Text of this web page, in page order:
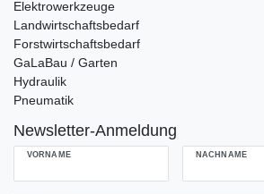
Elektrowerkzeuge
Landwirtschaftsbedarf
Forstwirtschaftsbedarf
GaLaBau / Garten
Hydraulik
Pneumatik
Newsletter-Anmeldung
VORNAME NACHNAME